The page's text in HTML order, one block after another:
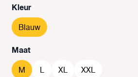
Selecteer
Kleur
Blauw
Selecteer
Maat
M L XL XXL